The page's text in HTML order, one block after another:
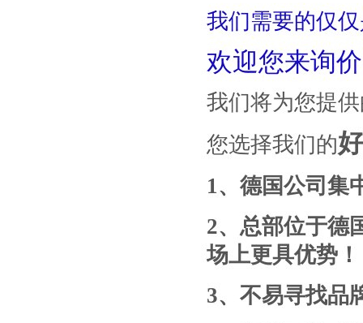
我们需要的仅
欢迎您来询
我们将为您提供
您选择我们的
1、德国公司集
2、总部位于德
场上更具优势！
3、 不易寻找品